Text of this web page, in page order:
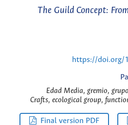
The Guild Concept:
https://doi.org/
Edad Media, gremio,
Crafts, ecological group,
Final version PDF